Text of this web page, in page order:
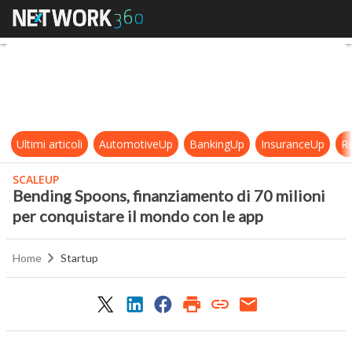
Bending Spoons, finanziamento
Ultimi articoli AutomotiveUp BankingUp InsuranceUp
SCALEUP
Bending Spoons, finanziamento di 70 milioni
per conquistare il mondo con le app
Home Startup